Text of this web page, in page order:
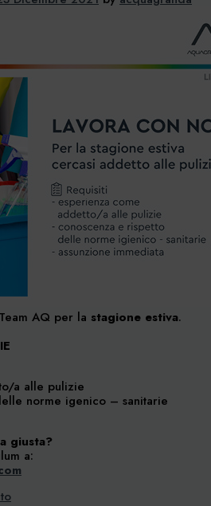
AQ per la stagione estiva.
a alle pulizie
norme igenico – sanitarie
giusta?
a: